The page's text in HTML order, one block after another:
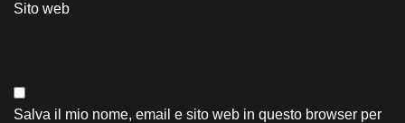
Sito web
Salva il mio nome, email e sito web in questo browser per